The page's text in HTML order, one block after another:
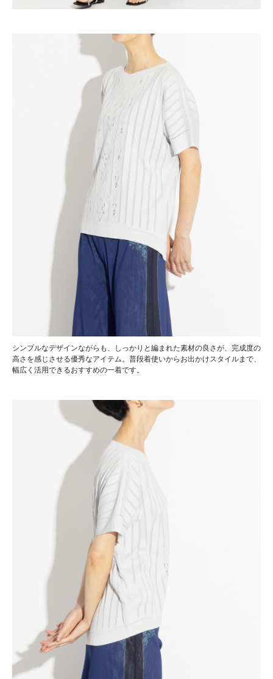
シンプルなデザインながらも、しっかりと編まれた素材の良さが、完成度の
高さを感じさせる優秀なアイテム。普段着使いからお出かけスタイルまで、
幅広く活用できるおすすめの一着です。